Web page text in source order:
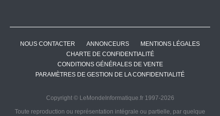
NOUS CONTACTER ANNONCEURS
MENTIONS LÉGALES
CHARTE DE CONFIDENTIALITÉ
CONDITIONS GÉNÉRALES DE VENTE
PARAMÈTRES DE GESTION DE LA CONFIDENTIALITÉ
Copyright © LeMondeInformatique.fr 1997-2026
Toute reproduction ou représentation intégrale ou partielle, par quelque